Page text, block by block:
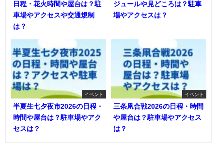
日程・花火時間や屋台は？駐
車場やアクセスや交通規制
は？
ジュールや見どころは？駐車
場やアクセスは？
イベント
半夏生七夕夜市2026の日程・
時間や屋台は？駐車場やアク
セスは？
イベント
三条凧合戦2026の日程・時間
や屋台は？駐車場やアクセス
は？